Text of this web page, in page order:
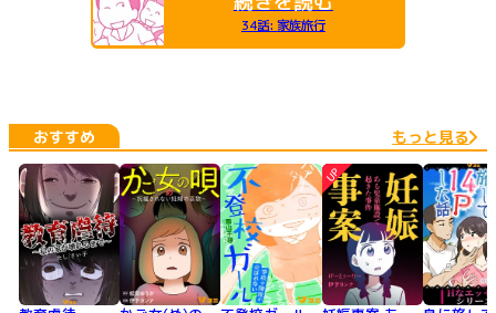
34話: 家族旅行
おすすめ もっと見る
UP